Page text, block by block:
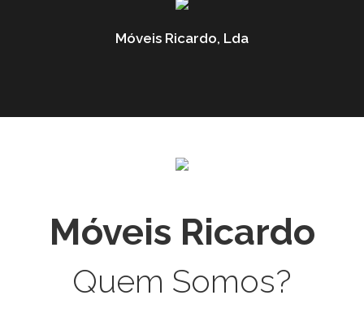
Móveis Ricardo, Lda
Móveis Ricardo
Quem Somos?